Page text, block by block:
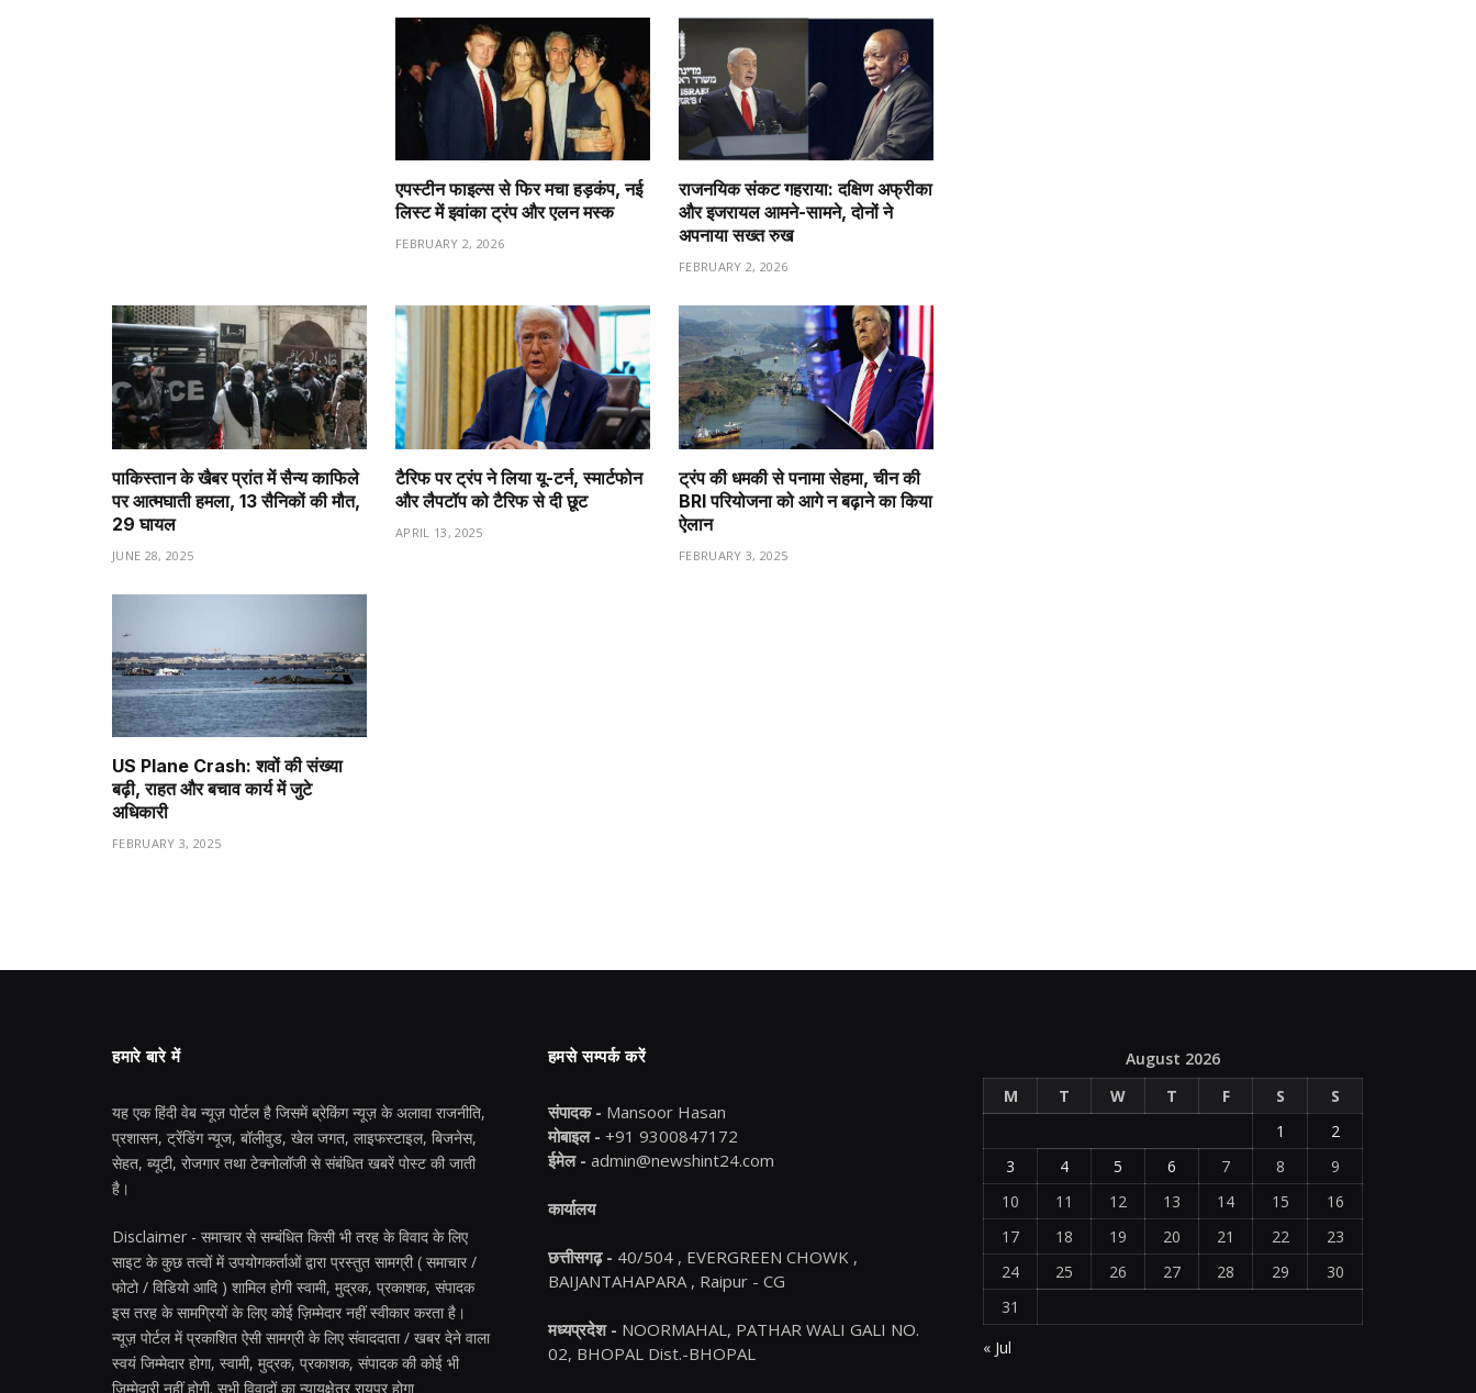
एपस्टीन फाइल्स से फिर मचा हड़कंप, नई
लिस्ट में इवांका ट्रंप और एलन मस्क
FEBRUARY 2, 2026
राजनयिक संकट गहराया: दक्षिण अफ्रीका
और इजरायल आमने-सामने, दोनों ने
अपनाया सख्त रुख
FEBRUARY 2, 2026
पाकिस्तान के खैबर प्रांत में सैन्य काफिले
पर आत्मघाती हमला, 13 सैनिकों की मौत,
29 घायल
JUNE 28, 2025
टैरिफ पर ट्रंप ने लिया यू-टर्न, स्मार्टफोन
और लैपटॉप को टैरिफ से दी छूट
APRIL 13, 2025
ट्रंप की धमकी से पनामा सेहमा, चीन की
BRI परियोजना को आगे न बढ़ाने का किया
ऐलान
FEBRUARY 3, 2025
US Plane Crash: शवों की संख्या
बढ़ी, राहत और बचाव कार्य में जुटे
अधिकारी
FEBRUARY 3, 2025
हमारे बारे में
यह एक हिंदी वेब न्यूज़ पोर्टल है जिसमें ब्रेकिंग न्यूज़ के अलावा राजनीति,
प्रशासन, ट्रेंडिंग न्यूज, बॉलीवुड, खेल जगत, लाइफस्टाइल, बिजनेस,
सेहत, ब्यूटी, रोजगार तथा टेक्नोलॉजी से संबंधित खबरें पोस्ट की जाती
है।
Disclaimer - समाचार से सम्बंधित किसी भी तरह के विवाद के लिए
साइट के कुछ तत्वों में उपयोगकर्ताओं द्वारा प्रस्तुत सामग्री ( समाचार /
फोटो / विडियो आदि ) शामिल होगी स्वामी, मुद्रक, प्रकाशक, संपादक
इस तरह के सामग्रियों के लिए कोई ज़िम्मेदार नहीं स्वीकार करता है।
न्यूज़ पोर्टल में प्रकाशित ऐसी सामग्री के लिए संवाददाता / खबर देने वाला
स्वयं जिम्मेदार होगा, स्वामी, मुद्रक, प्रकाशक, संपादक की कोई भी
जिम्मेदारी नहीं होगी. सभी विवादों का न्यायक्षेत्र रायपुर होगा
हमसे सम्पर्क करें
संपादक - Mansoor Hasan
मोबाइल - +91 9300847172
ईमेल - admin@newshint24.com
कार्यालय
छत्तीसगढ़ - 40/504 , EVERGREEN CHOWK ,
BAIJANTAHAPARA , Raipur - CG
मध्यप्रदेश - NOORMAHAL, PATHAR WALI GALI NO.
02, BHOPAL Dist.-BHOPAL
August 2026
M
T W T F S
S
1
2
3
4 5 6 7 8
9
10
11 12 13 14 15
16
17
18 19 20 21 22
23
24
25 26 27 28 29
30
31
« Jul